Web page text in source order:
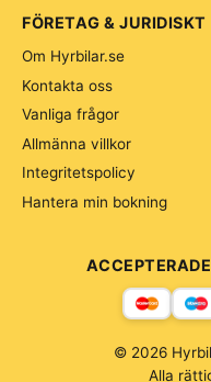
FÖRETAG & JURIDISKT
Om Hyrbilar.se
Kontakta oss
Vanliga frågor
Allmänna villkor
Integritetspolicy
Hantera min bokning
© 2026
Alla